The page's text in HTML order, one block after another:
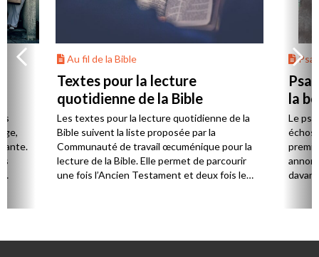
Au fil de la Bible
Textes pour la lecture
quotidienne de la Bible
Les textes pour la lecture quotidienne de la
Bible suivent la liste proposée par la
Communauté de travail œcuménique pour la
lecture de la Bible. Elle permet de parcourir
une fois l’Ancien Testament et deux fois le
la
Le
échos